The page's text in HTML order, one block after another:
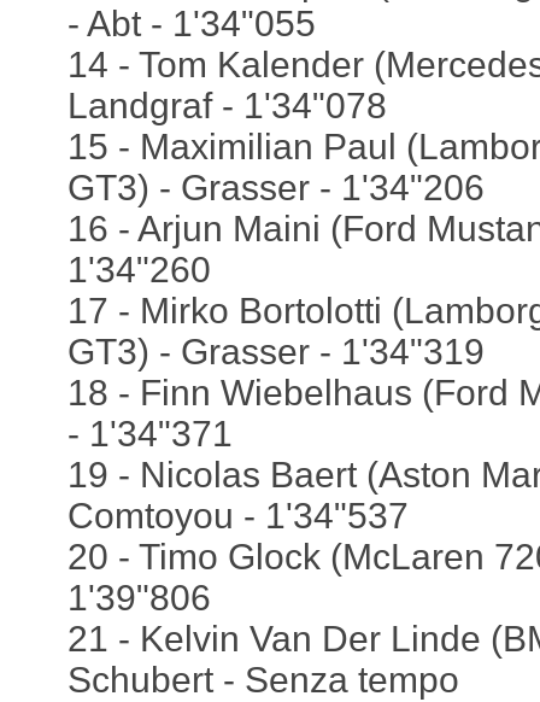
- Abt - 1'34"055
14 - Tom Kalender
Landgraf - 1'34"078
15 - Maximilian Paul
GT3) - Grasser - 1'34"206
16 - Arjun Maini (Ford
1'34"260
17 - Mirko Bortolotti
GT3) - Grasser - 1'34"319
18 - Finn Wiebelhaus (Ford
- 1'34"371
19 - Nicolas Baert (Aston
Comtoyou - 1'34"537
20 - Timo Glock (McLaren
1'39"806
21 - Kelvin Van Der Linde
Schubert - Senza tempo